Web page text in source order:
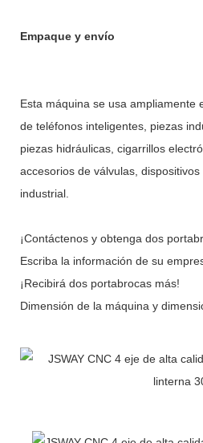
Empaque y envío
Esta máquina se usa ampliamente
de teléfonos inteligentes, piezas
piezas hidráulicas, cigarrillos
accesorios de válvulas,
industrial.
¡Contáctenos y obtenga dos
Escriba la información de su
¡Recibirá dos portabrocas más!
Dimensión de la máquina y